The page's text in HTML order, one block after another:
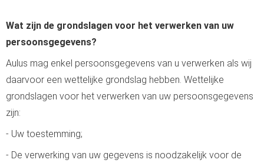
Wat zijn de grondslagen voor het verwerken van uw
persoonsgegevens?
Aulus mag enkel persoonsgegevens van u verwerken als wij
daarvoor een wettelijke grondslag hebben. Wettelijke
grondslagen voor het verwerken van uw persoonsgegevens
zijn:
- Uw toestemming;
- De verwerking van uw gegevens is noodzakelijk voor de